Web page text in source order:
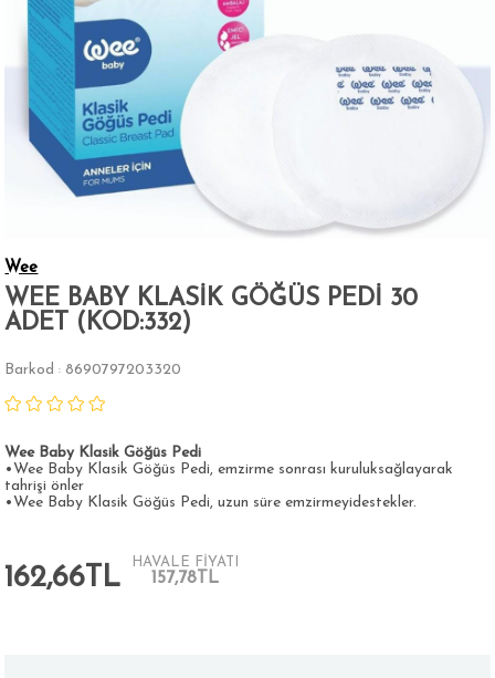
Wee
WEE BABY KLASİK GÖĞÜS PEDİ 30
ADET (KOD:332)
Barkod : 8690797203320
Wee Baby Klasik Göğüs Pedi
•Wee Baby Klasik Göğüs Pedi, emzirme sonrası kuruluksağlayarak
tahrişi önler
•Wee Baby Klasik Göğüs Pedi, uzun süre emzirmeyidestekler.
162,66TL
HAVALE FİYATI
157,78TL